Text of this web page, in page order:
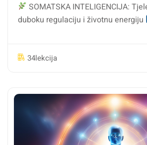
SOMATSKA INTELIGENCIJA:
duboku regulaciju i životnu energiju
34lekcija